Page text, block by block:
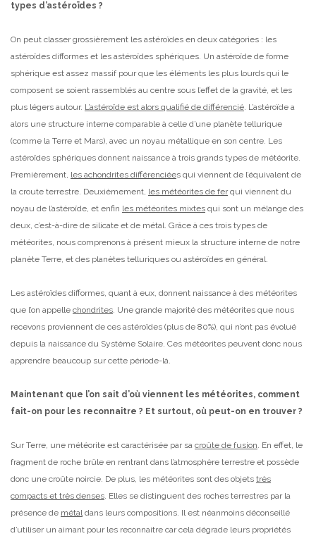
types d’astéroïdes ?
On peut classer grossièrement les astéroïdes en deux catégories : les
astéroïdes difformes et les astéroïdes sphériques. Un astéroïde de forme
sphérique est assez massif pour que les éléments les plus lourds qui le
composent se soient rassemblés au centre sous l’effet de la gravité, et les
plus légers autour. L’astéroïde est alors qualifié de différencié. L’astéroïde a
alors une structure interne comparable à celle d’une planète tellurique
(comme la Terre et Mars), avec un noyau métallique en son centre. Les
astéroïdes sphériques donnent naissance à trois grands types de météorite.
Premièrement, les achondrites différenciées qui viennent de l’équivalent de
la croute terrestre. Deuxièmement, les météorites de ferqui viennent du
noyau de l’astéroïde, et enfin les météorites mixtes qui sont un mélange des
deux, c’est-à-dire de silicate et de métal. Grâce à ces trois types de
météorites, nous comprenons à présent mieux la structure interne de notre
planète Terre, et des planètes telluriques ou astéroïdes en général.
Les astéroïdes difformes, quant à eux, donnent naissance à des météorites
que l’on appelle chondrites. Une grande majorité des météorites que nous
recevons proviennent de ces astéroïdes (plus de 80%), qui n’ont pas évolué
depuis la naissance du Système Solaire. Ces météorites peuvent donc nous
apprendre beaucoup sur cette période-là.
Maintenant que l’on sait d’où viennent les météorites, comment
fait-on pour les reconnaitre ? Et surtout, où peut-on en trouver ?
Sur Terre, une météorite est caractérisée par sa croûte de fusion. En effet, le
fragment de roche brûle en rentrant dans l’atmosphère terrestre et possède
donc une croûte noircie. De plus, les météorites sont des objets très
compacts et très denses. Elles se distinguent des roches terrestres par la
présence de métaldans leurs compositions. Il est néanmoins déconseillé
d’utiliser un aimant pour les reconnaitre car cela dégrade leurs propriétés